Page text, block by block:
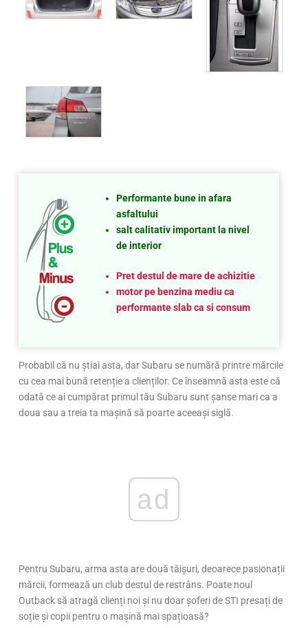
Performante bune in afara
asfaltului
salt calitativ important la nivel
de interior
Pret destul de mare de achizitie
motor pe benzina mediu ca
performante slab ca si consum
Probabil că nu știai asta, dar Subaru se numără printre mărcile
cu cea mai bună retenție a clienților. Ce înseamnă asta este că
odată ce ai cumpărat primul tău Subaru sunt șanse mari ca a
doua sau a treia ta mașină să poarte aceeași siglă.
ad
Pentru Subaru, arma asta are două tăișuri, deoarece pasionații
mărcii, formează un club destul de restrâns. Poate noul
Outback să atragă clienți noi și nu doar șoferi de STI presați de
soție și copii pentru o mașină mai spațioasă?